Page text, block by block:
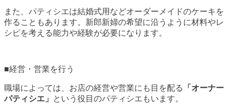
また、パティシエは結婚式用などオーダーメイドのケーキを
作ることもあります。新郎新婦の希望に沿うように材料やレ
シピを考える能力や経験が必要になります。
■経営・営業を行う
職場によっては、お店の経営や営業にも目を配る
「オーナー
パティシエ」
という役目のパティシエもいます。